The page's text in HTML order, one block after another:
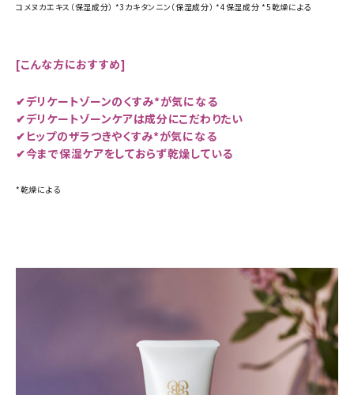
コメヌカエキス（保湿成分） *3カキタンニン（保湿成分） *4保湿成分 *5乾燥による
[こんな方におすすめ]
✔デリケートゾーンのくすみ*が気になる
✔デリケートゾーンケアは成分にこだわりたい
✔ヒップのザラつきやくすみ*が気になる
✔今まで保湿ケアをしておらず乾燥している
*乾燥による